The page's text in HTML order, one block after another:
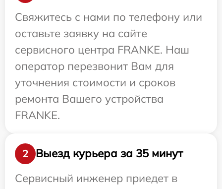
Свяжитесь с нами по телефону или
оставьте заявку на сайте
сервисного центра FRANKE. Наш
оператор перезвонит Вам для
уточнения стоимости и сроков
ремонта Вашего устройства
FRANKE.
2
Выезд курьера за 35 минут
Сервисный инженер приедет в